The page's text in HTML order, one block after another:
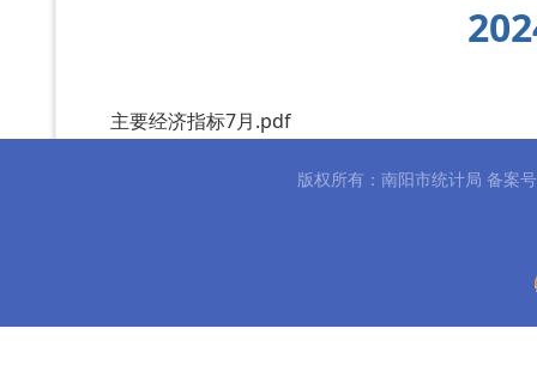
主要经济指标7月.pdf
版权所有：南阳市统计局 备案